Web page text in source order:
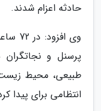
حادثه اعزام شدند.
پرسنل و نجاتگران
طبیعی، محیط
انتظامی برای پیدا